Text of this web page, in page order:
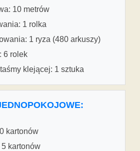
10 metrów
1 rolka
1 ryza (480 arkuszy)
6 rolek
klejącej: 1 sztuka
kartonów
kartonów